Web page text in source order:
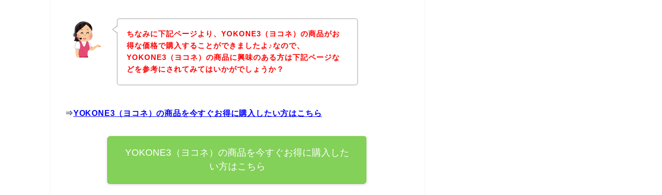
ちなみに下記ページより、YOKONE3（ヨコネ）の商品がお
得な価格で購入することができましたよ♪なので、
YOKONE3（ヨコネ）の商品に興味のある方は下記ページな
どを参考にされてみてはいかがでしょうか？
⇒YOKONE3（ヨコネ）の商品を今すぐお得に購入したい方はこちら
YOKONE3（ヨコネ）の商品を今すぐお得に購入した
い方はこちら